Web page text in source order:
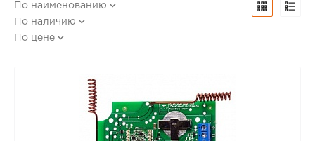
По наименованию
По наличию
По цене